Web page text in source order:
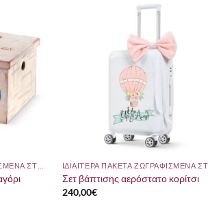
Σετ βάπτισης αερόστατο κορίτσι
240,00€